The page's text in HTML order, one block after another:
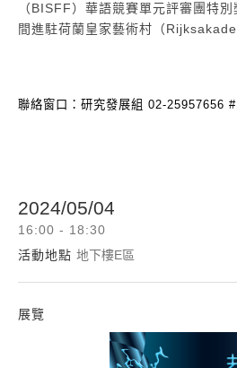
（BISFF）華語競賽單元評審團特
間進駐荷蘭皇家藝術村（
聯絡窗口：研究發展組 02-25957656
2024/05/04
16:00 - 18:30
活動地點 地下樓E區
展覽